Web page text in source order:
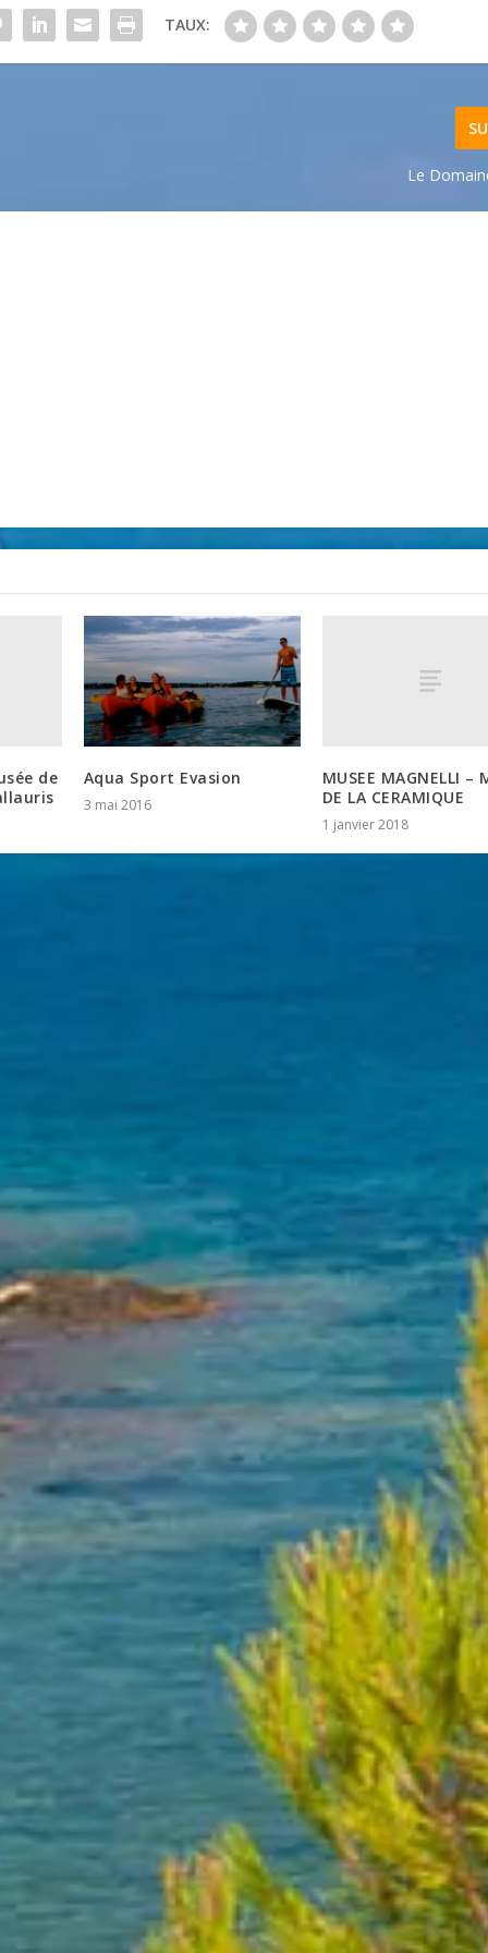
TAUX:
Le
de
Aqua Sport Evasion
3 mai 2016
MUSEE MAGNELLI –
DE LA CERAMIQUE
1 janvier 2018